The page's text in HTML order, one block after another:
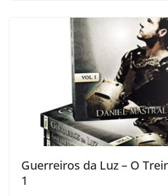
Guerreiros da Luz – O
1